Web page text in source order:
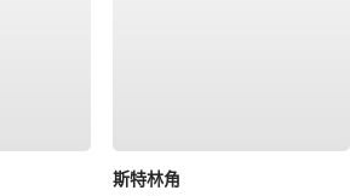
斯特林角